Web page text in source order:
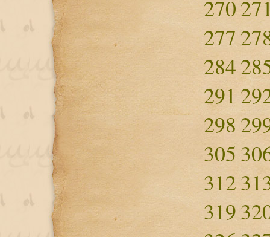
270
277
284
291
298
305
312
319